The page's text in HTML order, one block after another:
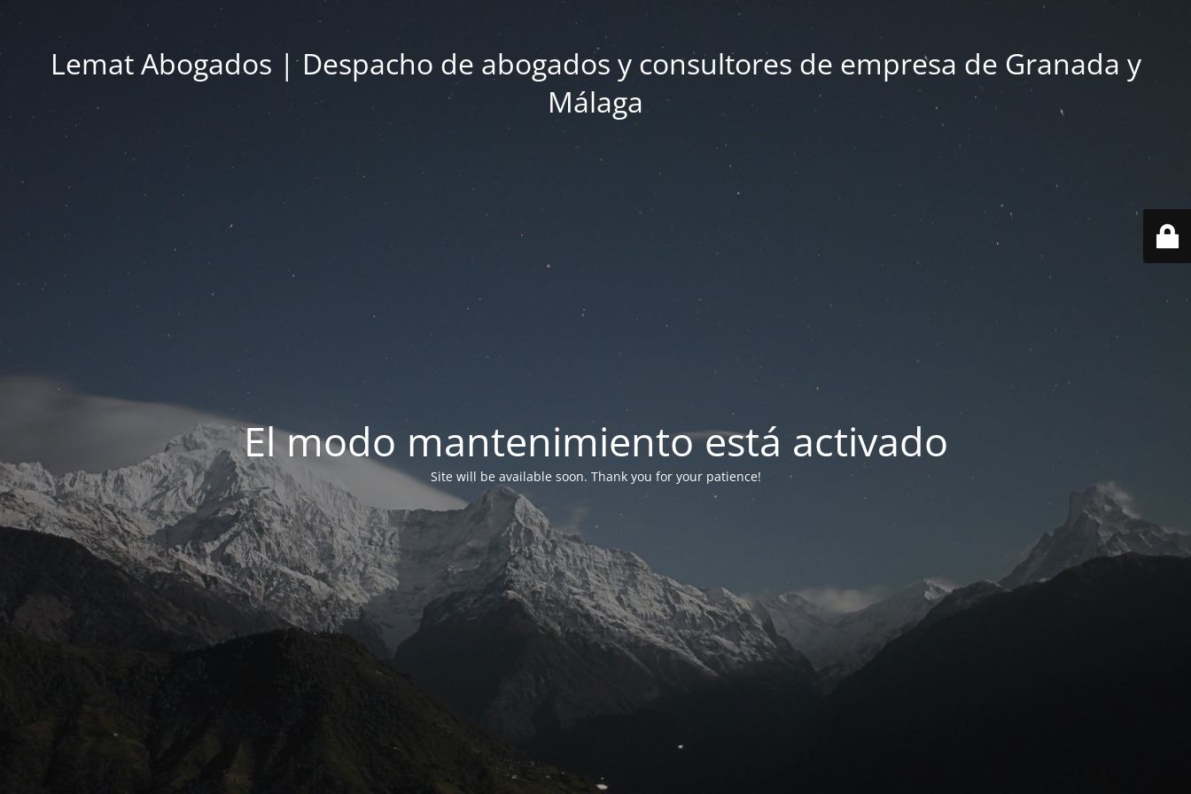
Lemat Abogados | Despacho de abogados y consultores de empresa de Granada y
Málaga
El modo mantenimiento está activado
Site will be available soon. Thank you for your patience!